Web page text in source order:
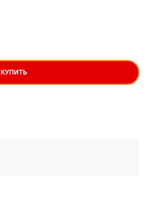
КУПИТЬ